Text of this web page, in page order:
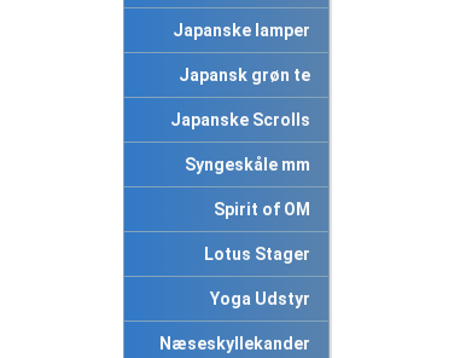
Japanske lamper
Japansk grøn te
Japanske Scrolls
Syngeskåle mm
Spirit of OM
Lotus Stager
Yoga Udstyr
Næseskyllekander